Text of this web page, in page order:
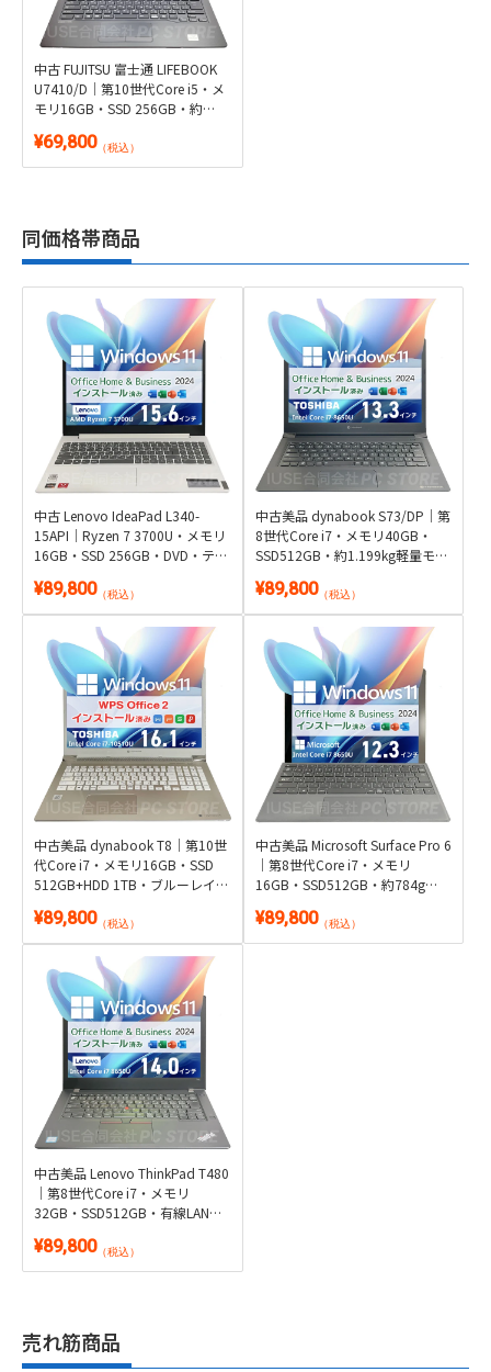
中古 FUJITSU 富士通 LIFEBOOK
U7410/D｜第10世代Core i5・メ
モリ16GB・SSD 256GB・約
Microsoft Office 2024付き
¥69,800（税込）
同価格帯商品
中古 Lenovo IdeaPad L340-
15API｜Ryzen 7 3700U・メモリ
16GB・SSD 256GB・DVD・テン
Microsoft Office 2024付き
¥89,800（税込）
中古美品 dynabook S73/DP｜第
8世代Core i7・メモリ40GB・
SSD512GB・約1.199kg軽量モバ
Office 2024付き
¥89,800（税込）
中古美品 dynabook T8｜第10世
代Core i7・メモリ16GB・SSD
512GB+HDD 1TB・ブルーレイ搭
付き
¥89,800（税込）
中古美品 Microsoft Surface Pro 6
｜第8世代Core i7・メモリ
16GB・SSD512GB・約784g
バー付属｜Windows 11 Pro・
Microsoft Office 2024付き・タブ
¥89,800（税込）
中古美品 Lenovo ThinkPad T480
｜第8世代Core i7・メモリ
32GB・SSD512GB・有線LAN搭
Microsoft Office 2024付き
¥89,800（税込）
売れ筋商品